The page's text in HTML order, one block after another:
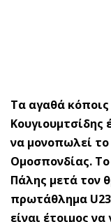
Τα αγαθά
Κουγιουμτσίδης
να μονοπωλεί το
Ομοσπονδίας.
Πάλης μετά τον
πρωτάθλημα
είναι έτοιμος